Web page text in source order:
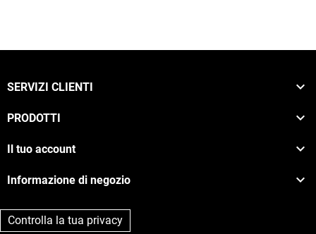
SERVIZI CLIENTI 
PRODOTTI 
Il tuo account 
Informazione di negozio 
Controlla la tua privacy